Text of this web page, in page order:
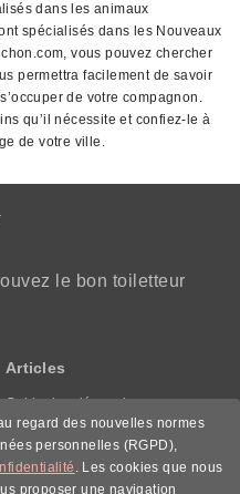
dans les animaux
spécialisés dans les Nouveaux
vous pouvez chercher
permettra facilement de savoir
de votre compagnon.
qu’il nécessite et confiez-le à
de votre ville.
le bon toiletteur
Articles
Guide des démarches
regard des nouvelles normes
personnelles (RGPD),
. Les cookies que nous
proposer une navigation